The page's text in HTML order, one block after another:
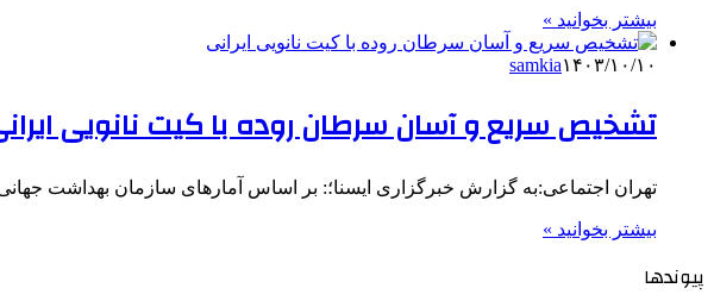
بیشتر بخوانید »
samkia۱۴۰۳/۱۰/۱۰
تشخیص سریع و آسان سرطان روده با کیت نانویی
تهران اجتماعی:به گزارش خبرگزاری ایسنا؛: بر اساس آمارهای سازمان بهداشت جهانی، در سال ۱۹۷۰، فقط ۱۵ درصد سرطان‌های گزارش
بیشتر بخوانید »
پیوندها